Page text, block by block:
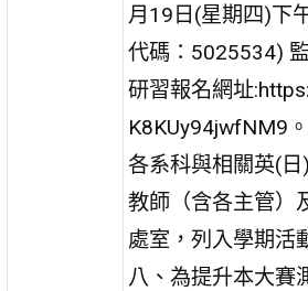
月19日(星期四)下
代碼：5025534)
研習報名網址
K8KUy94jwfNM9
各系科與相關英(
教師（含各主管）
處室，列入學期活
八、為提升本大賽